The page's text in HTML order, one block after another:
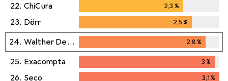
22. ChiCura 2,3 %
23. Dörr 2,5%
24. Walther Design 2,8%
2,8%
25. Exacompta 3%
3%
26. Seco 3,1%